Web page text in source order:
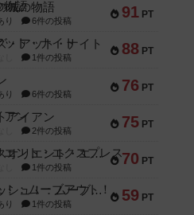
91 PT
城の物語
り 6件の投稿
88 PT
・アット・ナイト
1件の投稿
76 PT
り 6件の投稿
75 PT
アイアン
2件の投稿
70 PT
トランスオリエント・エクスプレス
1件の投稿
59 PT
アンブッシュ！：ムーブアウト！
り 1件の投稿